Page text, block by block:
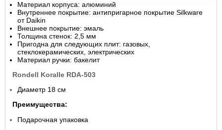
Материал корпуса: алюминий
Внутреннее покрытие: антипригарное покрытие Silkware
от Daikin
Внешнее покрытие: эмаль
Толщина стенок: 2,5 мм
Пригодна для следующих плит: газовых,
стеклокерамических, электрических
Материал ручки: бакелит
Rondell Koralle RDA-503
Диаметр 18 см
Преимущества:
Подарочная упаковка